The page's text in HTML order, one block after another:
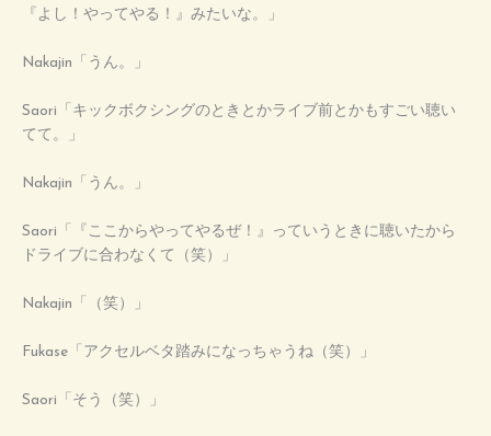
『よし！やってやる！』みたいな。」
Nakajin「うん。」
Saori「キックボクシングのときとかライブ前とかもすごい聴い
てて。」
Nakajin「うん。」
Saori「『ここからやってやるぜ！』っていうときに聴いたから
ドライブに合わなくて（笑）」
Nakajin「（笑）」
Fukase「アクセルベタ踏みになっちゃうね（笑）」
Saori「そう（笑）」